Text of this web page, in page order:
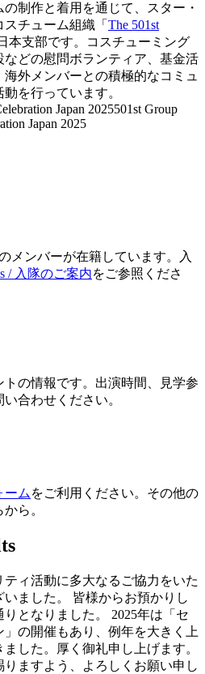
制作と着用を通じて、スター・
チューム組織「 The 501st
本支部です。コスチューミング
どの慰問ボランティア、基金活
外メンバーとの積極的なコミュ
を行っています。
501st Group
Japan 2025
メンバーが在籍しています。入
/ 入隊のご案内をご参照くださ
の情報です。出演時間、見学参
合わせください。
ーム をご利用ください。その他の
ら。
ティ活動に多大なるご協力をいた
ました。 皆様からお預かりし
となりました。 2025年は「セ
の開催もあり、例年を大きく上
した。厚く御礼申し上げます。
ますよう、よろしくお願い申し